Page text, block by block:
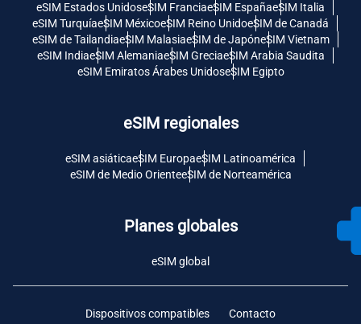
eSIM Estados UnidoseSIM FranciaeSIM EspañaeSIM Italia
eSIM TurquíaeSIM MéxicoeSIM Reino UnidoeSIM de Canadá
eSIM de TailandiaeSIM MalasiaeSIM de JapóneSIM Vietnam
eSIM IndiaeSIM AlemaniaeSIM GreciaeSIM Arabia Saudita
eSIM Emiratos Árabes UnidoseSIM Egipto
eSIM regionales
eSIM asiáticaeSIM EuropaeSIM Latinoamérica
eSIM de Medio OrienteeSIM de Norteamérica
Planes globales
eSIM global
Dispositivos compatibles Contacto